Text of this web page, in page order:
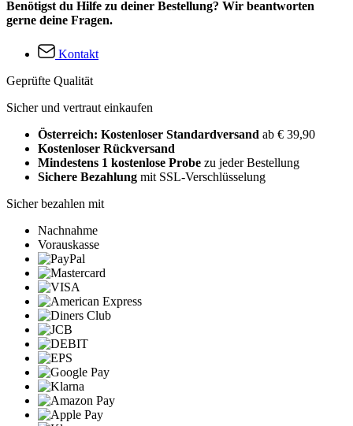
Benötigst du Hilfe zu deiner Bestellung? Wir beantworten
gerne deine Fragen.
Kontakt
Geprüfte Qualität
Sicher und vertraut einkaufen
Österreich: Kostenloser Standardversand ab € 39,90
Kostenloser Rückversand
Mindestens 1 kostenlose Probe zu jeder Bestellung
Sichere Bezahlung mit SSL-Verschlüsselung
Sicher bezahlen mit
Nachnahme
Vorauskasse